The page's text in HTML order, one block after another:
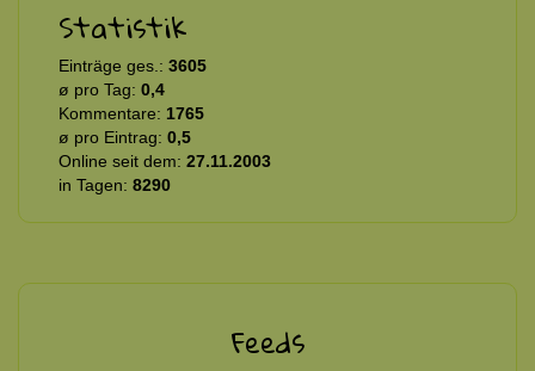
Statistik
Einträge ges.: 3605
ø pro Tag: 0,4
Kommentare: 1765
ø pro Eintrag: 0,5
Online seit dem: 27.11.2003
in Tagen: 8290
Feeds